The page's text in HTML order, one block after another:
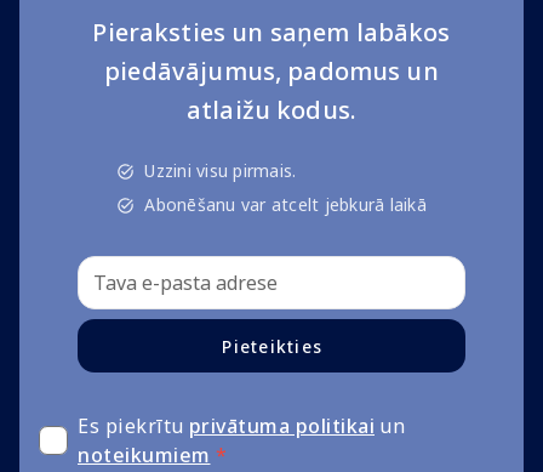
Pieraksties un saņem labākos
piedāvājumus, padomus un
atlaižu kodus.
Uzzini visu pirmais.
Abonēšanu var atcelt jebkurā laikā
Pieteikties
Es piekrītu privātuma politikai un
noteikumiem *